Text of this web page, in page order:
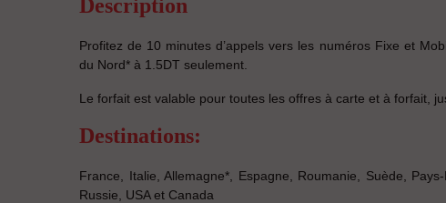
Description
Profitez de 10 minutes d’appels vers les numéros Fixe et
du Nord* à 1.5DT seulement.
Le forfait est valable pour toutes les offres à carte et à forfait,
Destinations:
France, Italie, Allemagne*, Espagne, Roumanie, Suède, Pays-
Russie, USA et Canada